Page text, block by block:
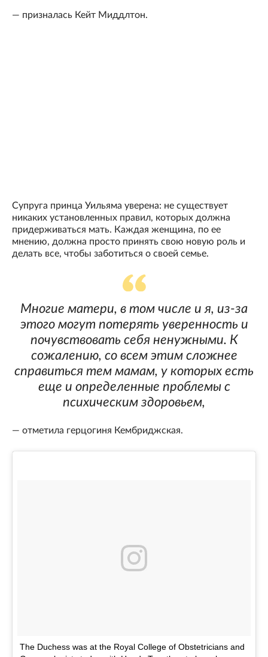
— призналась Кейт Миддлтон.
Супруга принца Уильяма уверена: не существует
никаких установленных правил, которых должна
придерживаться мать. Каждая женщина, по ее
мнению, должна просто принять свою новую роль и
делать все, чтобы заботиться о своей семье.
Многие матери, в том числе и я, из-за
этого могут потерять уверенность и
почувствовать себя ненужными. К
сожалению, со всем этим сложнее
справиться тем мамам, у которых есть
еще и определенные проблемы с
психическим здоровьем,
— отметила герцогиня Кембриджская.
The Duchess was at the Royal College of Obstetricians and